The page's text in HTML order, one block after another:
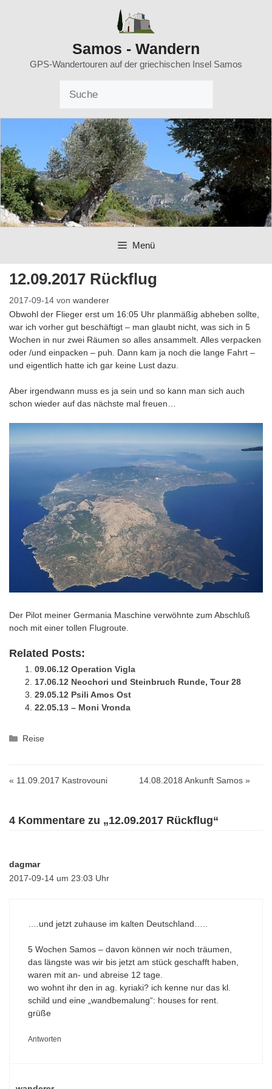
Samos - Wandern
GPS-Wandertouren auf der griechischen Insel Samos
Menü
12.09.2017 Rückflug
2017-09-14 von wanderer
Obwohl der Flieger erst um 16:05 Uhr planmäßig abheben sollte,
war ich vorher gut beschäftigt – man glaubt nicht, was sich in 5
Wochen in nur zwei Räumen so alles ansammelt. Alles verpacken
oder /und einpacken – puh. Dann kam ja noch die lange Fahrt –
und eigentlich hatte ich gar keine Lust dazu.
Aber irgendwann muss es ja sein und so kann man sich auch
schon wieder auf das nächste mal freuen…
Der Pilot meiner Germania Maschine verwöhnte zum Abschluß
noch mit einer tollen Flugroute.
Related Posts:
09.06.12 Operation Vigla
17.06.12 Neochori und Steinbruch Runde, Tour 28
29.05.12 Psili Amos Ost
22.05.13 – Moni Vronda
Kategorien
Reise
« 11.09.2017 Kastrovouni 14.08.2018 Ankunft Samos »
4 Kommentare zu „12.09.2017 Rückflug“
dagmar
2017-09-14 um 23:03 Uhr
….und jetzt zuhause im kalten Deutschland…..
5 Wochen Samos – davon können wir noch träumen,
das längste was wir bis jetzt am stück geschafft haben,
waren mit an- und abreise 12 tage.
wo wohnt ihr den in ag. kyriaki? ich kenne nur das kl.
schild und eine „wandbemalung“: houses for rent.
grüße
Antworten